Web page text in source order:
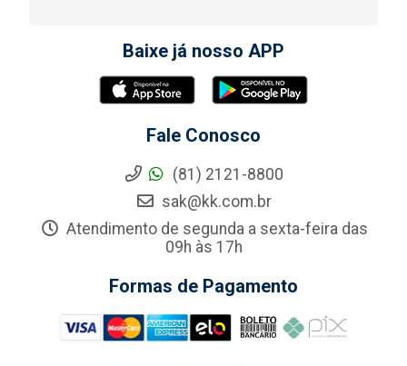
Baixe já nosso APP
Fale Conosco
(81) 2121-8800
sak@kk.com.br
Atendimento de segunda a sexta-feira das
09h às 17h
Formas de Pagamento